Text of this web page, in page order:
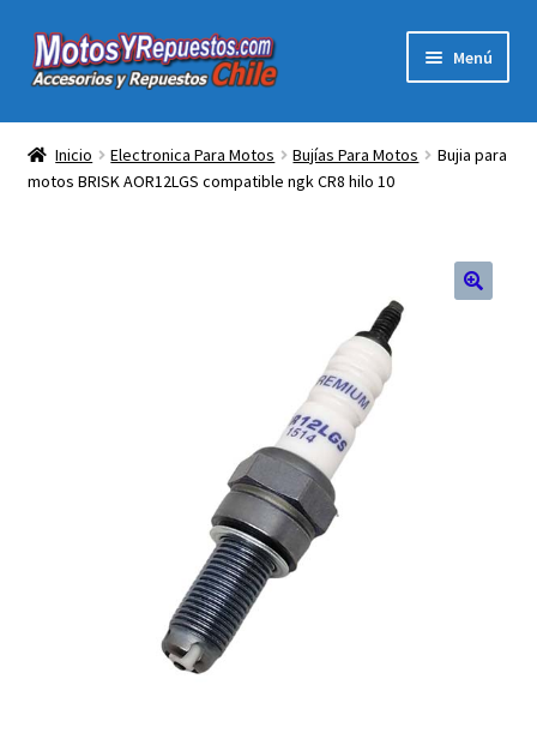
Ir
a
Ir
al
Menú
Acc y Rep Motocross Enduro
Electronica Para Motos
Tienda Física Motosyrepuestos
FAQ Preguntas Frecuentes
Inicio Electronica Para Motos Bujías Para Motos
Bujia para
motos BRISK AOR12LGS compatible ngk CR8 hilo 10